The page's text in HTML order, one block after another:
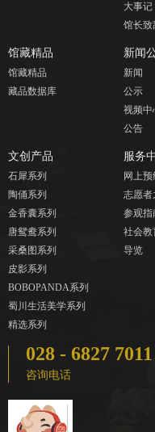
大事记
馆长致
馆藏精品
馆藏精品
藏品数据库
新闻
新闻
公示
视频中
公告
文创产品
石犀系列
陶俑系列
金香囊系列
唐鸳鸯系列
采桑图系列
皮影系列
BOBOPANDA系列
蜀川生活美学系列
精选系列
服务
网上预
志愿者
参观指
社会教
导览
028 - 6827 7011
咨询电话